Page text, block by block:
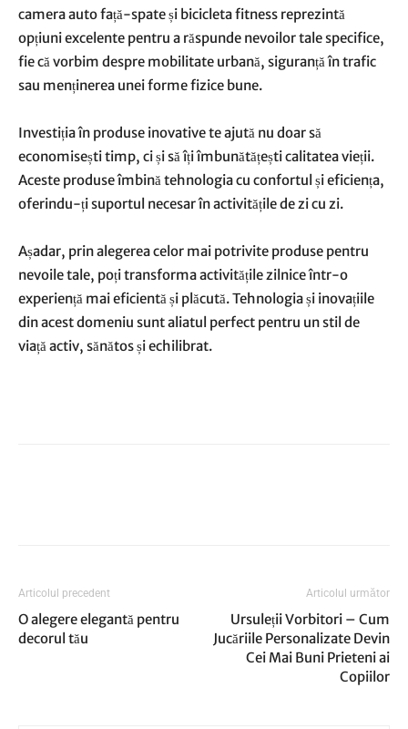
camera auto față-spate și bicicleta fitness reprezintă
opțiuni excelente pentru a răspunde nevoilor tale specifice,
fie că vorbim despre mobilitate urbană, siguranță în trafic
sau menținerea unei forme fizice bune.
Investiția în produse inovative te ajută nu doar să
economisești timp, ci și să îți îmbunătățești calitatea vieții.
Aceste produse îmbină tehnologia cu confortul și eficiența,
oferindu-ți suportul necesar în activitățile de zi cu zi.
Așadar, prin alegerea celor mai potrivite produse pentru
nevoile tale, poți transforma activitățile zilnice într-o
experiență mai eficientă și plăcută. Tehnologia și inovațiile
din acest domeniu sunt aliatul perfect pentru un stil de
viață activ, sănătos și echilibrat.
Articolul precedent
O alegere elegantă pentru
decorul tău
Articolul următor
Ursuleții Vorbitori – Cum
Jucăriile Personalizate Devin
Cei Mai Buni Prieteni ai
Copiilor